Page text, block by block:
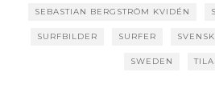
SEBASTIAN BERGSTRÖM KVIDÉN
SURFBILDER SURFER SVENSK
SWEDEN